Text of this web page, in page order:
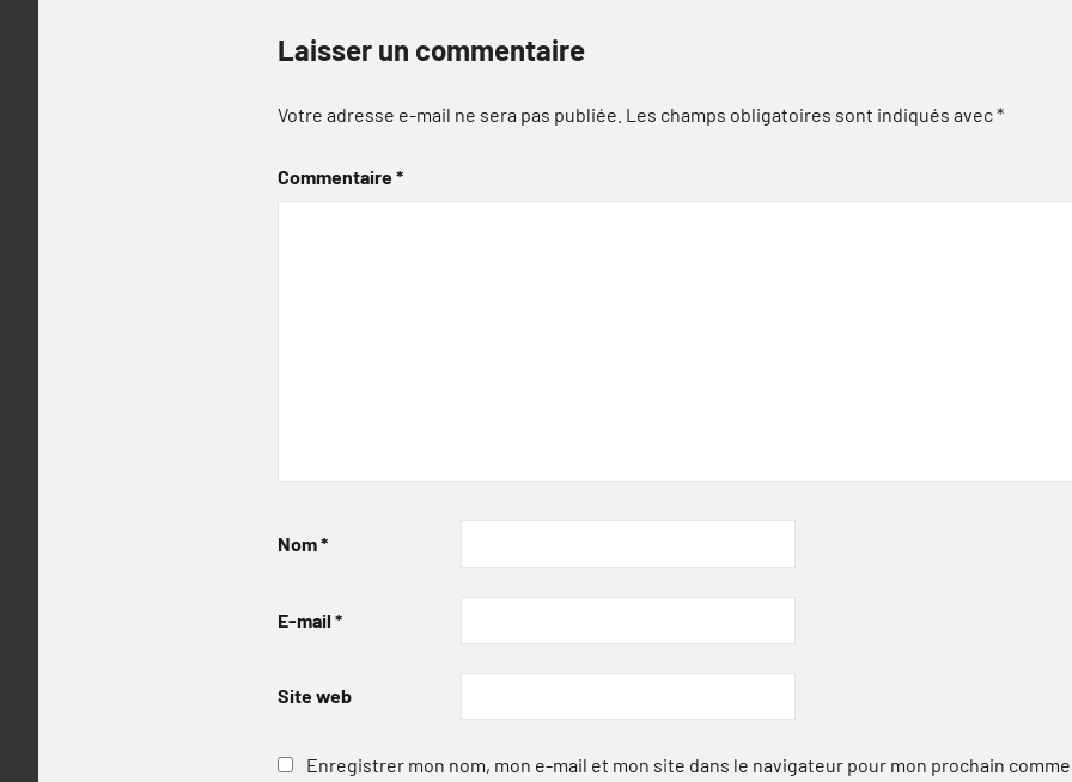
Laisser un commentaire
Votre adresse e-mail ne sera pas publiée. Les champs obligatoires sont indiqués avec*
Commentaire*
Nom*
E-mail *
Site web
Enregistrer mon nom, mon e-mail et mon site dans le navigateur pour mon prochain